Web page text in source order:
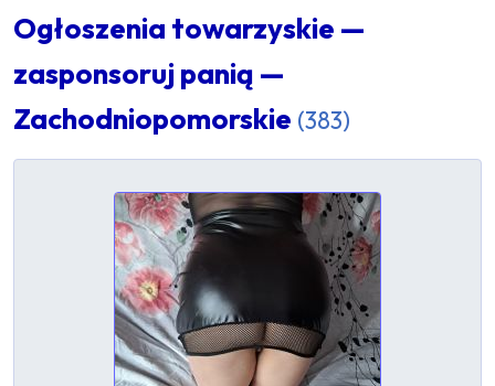
Ogłoszenia towarzyskie —
zasponsoruj panią —
Zachodniopomorskie (383)